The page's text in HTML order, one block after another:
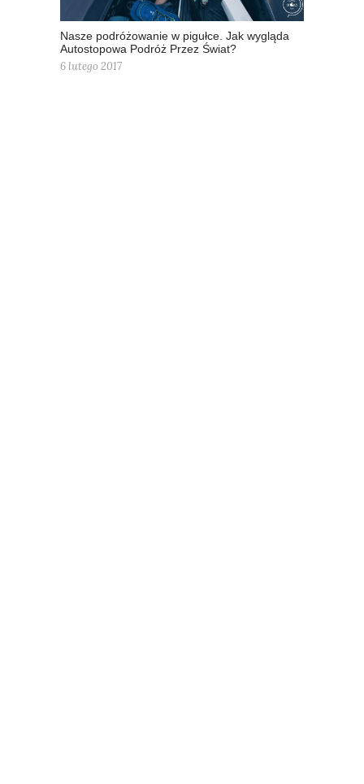
Nasze podróżowanie w pigułce. Jak wygląda
Autostopowa Podróż Przez Świat?
6 lutego 2017